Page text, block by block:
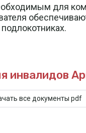
для
инвалидов
все документы pdf